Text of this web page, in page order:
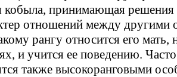
кобыла, принимающая
отношений между другими
рангу относится его
и учится ее поведению.
также высокоранговыми